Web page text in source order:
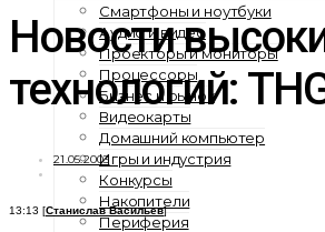
Смартфоны и ноутбуки
Аудио и видео
Проекторы и мониторы
Процессоры
Бизнес и рынок
Видеокарты
Домашний компьютер
Игры и индустрия
Конкурсы
Накопители
Периферия
Новости
технологий:
21.05.2003
13:13 [Станислав Васильев]